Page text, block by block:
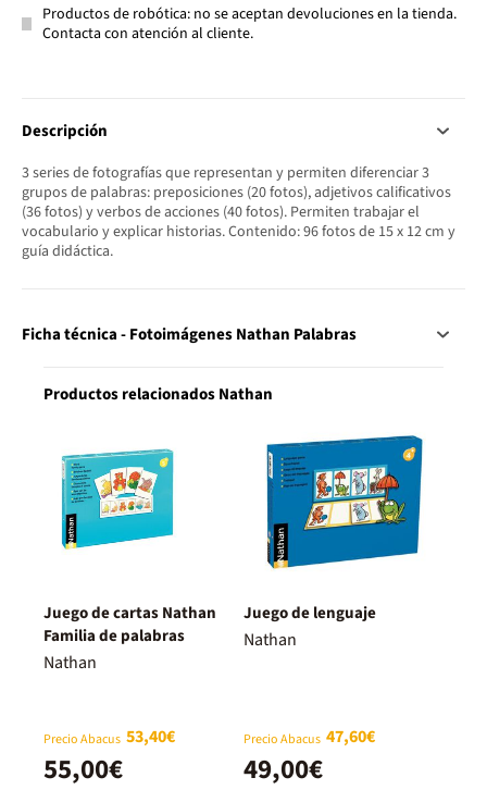
Productos de robótica: no se aceptan devoluciones en la tienda.
Contacta con atención al cliente.
Descripción
3 series de fotografías que representan y permiten diferenciar 3
grupos de palabras: preposiciones (20 fotos), adjetivos calificativos
(36 fotos) y verbos de acciones (40 fotos). Permiten trabajar el
vocabulario y explicar historias. Contenido: 96 fotos de 15 x 12 cm y
guía didáctica.
Ficha técnica - Fotoimágenes Nathan Palabras
Productos relacionados Nathan
Juego de cartas Nathan
Familia de palabras
Nathan
Precio Abacus 53,40€
55,00€
Juego de lenguaje
Nathan
Precio Abacus 47,60€
49,00€